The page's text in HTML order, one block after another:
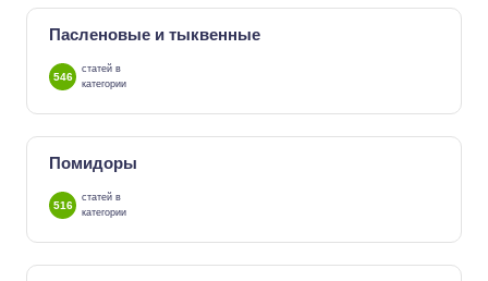
Пасленовые и тыквенные
546
статей в
категории
Помидоры
516
статей в
категории